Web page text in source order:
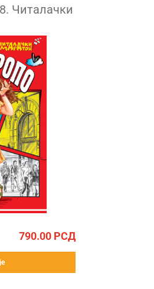
Читалачки
790.00 РСД